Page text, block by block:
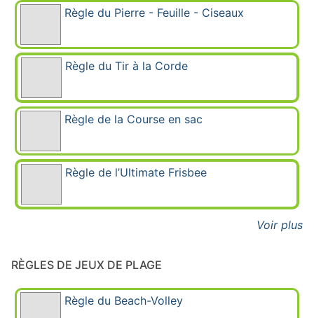
Règle du Pierre - Feuille - Ciseaux
Règle du Tir à la Corde
Règle de la Course en sac
Règle de l’Ultimate Frisbee
Voir plus
RÈGLES DE JEUX DE PLAGE
Règle du Beach-Volley